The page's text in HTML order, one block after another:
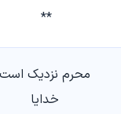
**
محرم نزدیک است
خدایا